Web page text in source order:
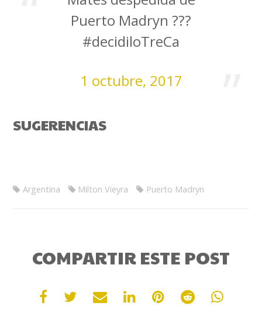
Puerto Madryn ???
#decidiloTreCa
1 octubre, 2017
SUGERENCIAS
Argentina Milton Vieyra Puerto Madryn
COMPARTIR ESTE POST